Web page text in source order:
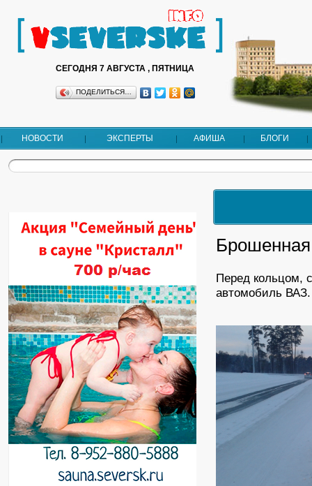
СЕГОДНЯ 7 АВГУСТА , ПЯТНИЦА
ПОДЕЛИТЬСЯ…
НОВОСТИ ЭКСПЕРТЫ АФИША БЛОГИ
Перед кольцом,
автомобиль